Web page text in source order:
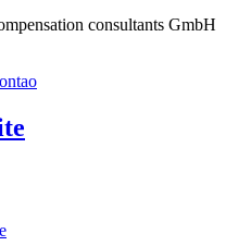
consultants GmbH